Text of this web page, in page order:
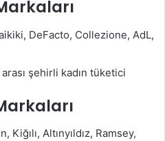
DeFacto, Collezione, AdL,
şehirli kadın tüketici
Kiğılı, Altınyıldız, Ramsey,